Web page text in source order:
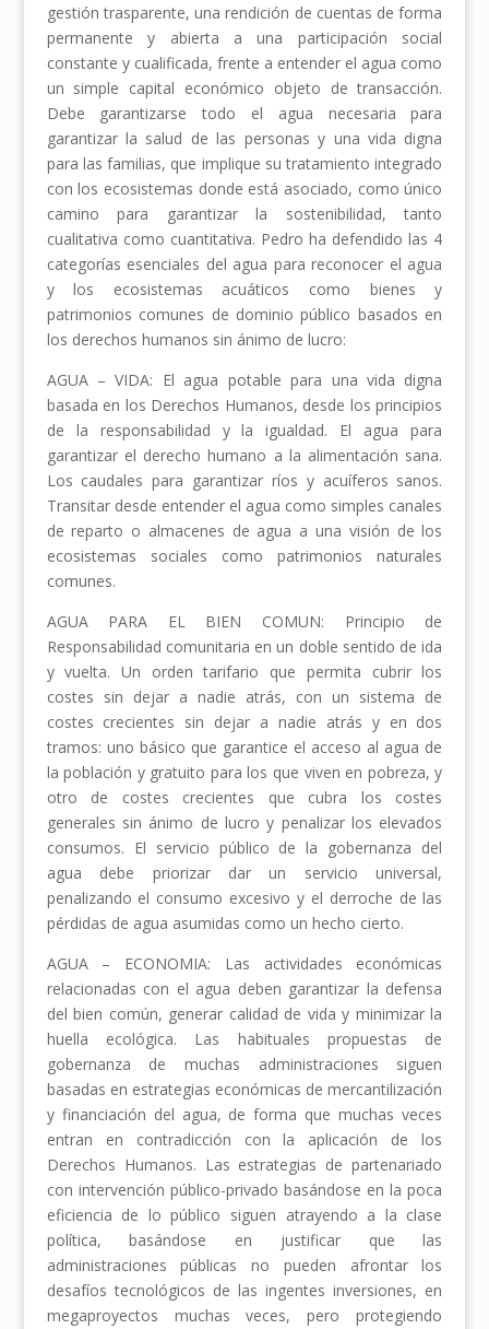
gestión trasparente, una rendición de cuentas de forma
permanente y abierta a una participación social
constante y cualificada, frente a entender el agua como
un simple capital económico objeto de transacción.
Debe garantizarse todo el agua necesaria para
garantizar la salud de las personas y una vida digna
para las familias, que implique su tratamiento integrado
con los ecosistemas donde está asociado, como único
camino para garantizar la sostenibilidad, tanto
cualitativa como cuantitativa. Pedro ha defendido las 4
categorías esenciales del agua para reconocer el agua
y los ecosistemas acuáticos como bienes y
patrimonios comunes de dominio público basados en
los derechos humanos sin ánimo de lucro:
AGUA – VIDA: El agua potable para una vida digna
basada en los Derechos Humanos, desde los principios
de la responsabilidad y la igualdad. El agua para
garantizar el derecho humano a la alimentación sana.
Los caudales para garantizar ríos y acuíferos sanos.
Transitar desde entender el agua como simples canales
de reparto o almacenes de agua a una visión de los
ecosistemas sociales como patrimonios naturales
comunes.
AGUA PARA EL BIEN COMUN: Principio de
Responsabilidad comunitaria en un doble sentido de ida
y vuelta. Un orden tarifario que permita cubrir los
costes sin dejar a nadie atrás, con un sistema de
costes crecientes sin dejar a nadie atrás y en dos
tramos: uno básico que garantice el acceso al agua de
la población y gratuito para los que viven en pobreza, y
otro de costes crecientes que cubra los costes
generales sin ánimo de lucro y penalizar los elevados
consumos. El servicio público de la gobernanza del
agua debe priorizar dar un servicio universal,
penalizando el consumo excesivo y el derroche de las
pérdidas de agua asumidas como un hecho cierto.
AGUA – ECONOMIA: Las actividades económicas
relacionadas con el agua deben garantizar la defensa
del bien común, generar calidad de vida y minimizar la
huella ecológica. Las habituales propuestas de
gobernanza de muchas administraciones siguen
basadas en estrategias económicas de mercantilización
y financiación del agua, de forma que muchas veces
entran en contradicción con la aplicación de los
Derechos Humanos. Las estrategias de partenariado
con intervención público-privado basándose en la poca
eficiencia de lo público siguen atrayendo a la clase
política, basándose en justificar que las
administraciones públicas no pueden afrontar los
desafíos tecnológicos de las ingentes inversiones, en
megaproyectos muchas veces, pero protegiendo